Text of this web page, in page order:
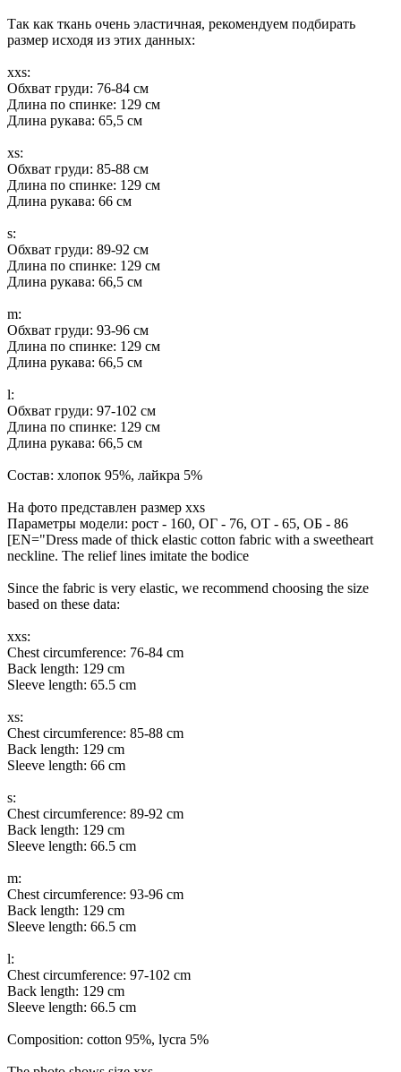
Так как ткань очень эластичная, рекомендуем подбирать
размер исходя из этих данных:
xxs:
Обхват груди: 76-84 см
Длина по спинке: 129 см
Длина рукава: 65,5 см
xs:
Обхват груди: 85-88 см
Длина по спинке: 129 см
Длина рукава: 66 см
s:
Обхват груди: 89-92 см
Длина по спинке: 129 см
Длина рукава: 66,5 см
m:
Обхват груди: 93-96 см
Длина по спинке: 129 см
Длина рукава: 66,5 см
l:
Обхват груди: 97-102 см
Длина по спинке: 129 см
Длина рукава: 66,5 см
Состав: хлопок 95%, лайкра 5%
На фото представлен размер xxs
Параметры модели: рост - 160, ОГ - 76, ОТ - 65, ОБ - 86
[EN="Dress made of thick elastic cotton fabric with a sweetheart
neckline. The relief lines imitate the bodice
Since the fabric is very elastic, we recommend choosing the size
based on these data:
xxs:
Chest circumference: 76-84 cm
Back length: 129 cm
Sleeve length: 65.5 cm
xs:
Chest circumference: 85-88 cm
Back length: 129 cm
Sleeve length: 66 cm
s:
Chest circumference: 89-92 cm
Back length: 129 cm
Sleeve length: 66.5 cm
m:
Chest circumference: 93-96 cm
Back length: 129 cm
Sleeve length: 66.5 cm
l:
Chest circumference: 97-102 cm
Back length: 129 cm
Sleeve length: 66.5 cm
Composition: cotton 95%, lycra 5%